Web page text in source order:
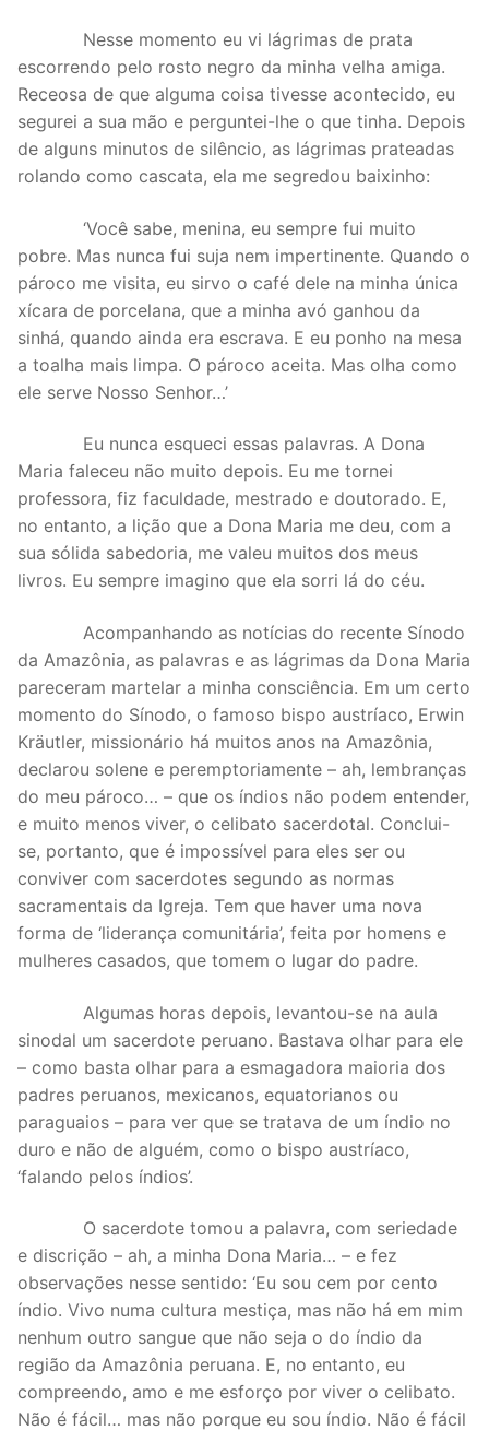
Nesse momento eu vi lágrimas de prata
escorrendo pelo rosto negro da minha velha amiga.
Receosa de que alguma coisa tivesse acontecido, eu
segurei a sua mão e perguntei-lhe o que tinha. Depois
de alguns minutos de silêncio, as lágrimas prateadas
rolando como cascata, ela me segredou baixinho:
‘Você sabe, menina, eu sempre fui muito
pobre. Mas nunca fui suja nem impertinente. Quando o
pároco me visita, eu sirvo o café dele na minha única
xícara de porcelana, que a minha avó ganhou da
sinhá, quando ainda era escrava. E eu ponho na mesa
a toalha mais limpa. O pároco aceita. Mas olha como
ele serve Nosso Senhor…’
Eu nunca esqueci essas palavras. A Dona
Maria faleceu não muito depois. Eu me tornei
professora, fiz faculdade, mestrado e doutorado. E,
no entanto, a lição que a Dona Maria me deu, com a
sua sólida sabedoria, me valeu muitos dos meus
livros. Eu sempre imagino que ela sorri lá do céu.
Acompanhando as notícias do recente Sínodo
da Amazônia, as palavras e as lágrimas da Dona Maria
pareceram martelar a minha consciência. Em um certo
momento do Sínodo, o famoso bispo austríaco, Erwin
Kräutler, missionário há muitos anos na Amazônia,
declarou solene e peremptoriamente – ah, lembranças
do meu pároco… – que os índios não podem entender,
e muito menos viver, o celibato sacerdotal. Conclui-
se, portanto, que é impossível para eles ser ou
conviver com sacerdotes segundo as normas
sacramentais da Igreja. Tem que haver uma nova
forma de ‘liderança comunitária’, feita por homens e
mulheres casados, que tomem o lugar do padre.
Algumas horas depois, levantou-se na aula
sinodal um sacerdote peruano. Bastava olhar para ele
– como basta olhar para a esmagadora maioria dos
padres peruanos, mexicanos, equatorianos ou
paraguaios – para ver que se tratava de um índio no
duro e não de alguém, como o bispo austríaco,
‘falando pelos índios’.
O sacerdote tomou a palavra, com seriedade
e discrição – ah, a minha Dona Maria… – e fez
observações nesse sentido: ‘Eu sou cem por cento
índio. Vivo numa cultura mestiça, mas não há em mim
nenhum outro sangue que não seja o do índio da
região da Amazônia peruana. E, no entanto, eu
compreendo, amo e me esforço por viver o celibato.
Não é fácil… mas não porque eu sou índio. Não é fácil